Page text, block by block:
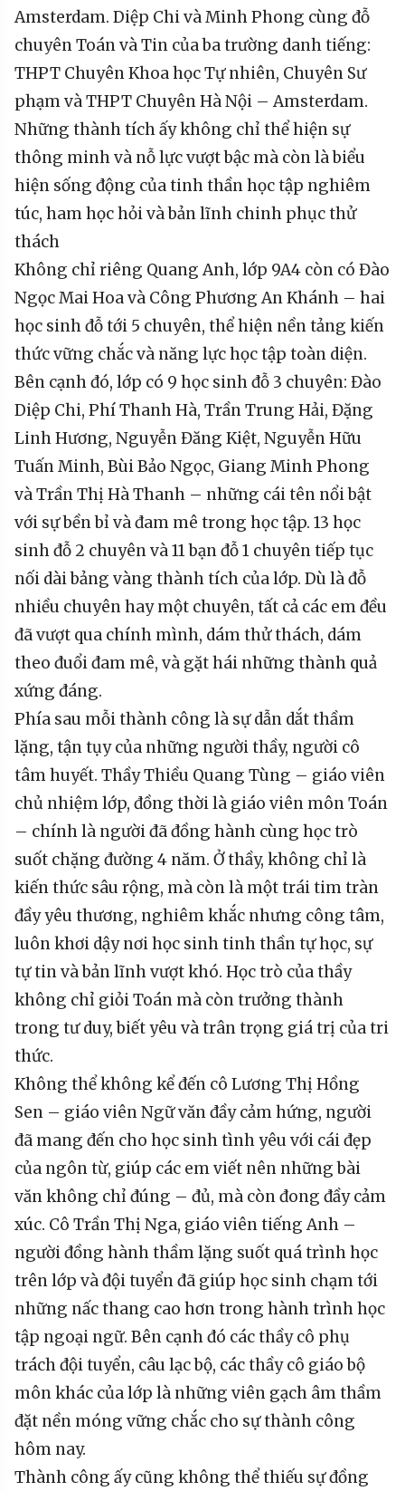
Amsterdam. Diệp Chi và Minh Phong cùng đỗ
chuyên Toán và Tin của ba trường danh tiếng:
THPT Chuyên Khoa học Tự nhiên, Chuyên Sư
phạm và THPT Chuyên Hà Nội – Amsterdam.
Những thành tích ấy không chỉ thể hiện sự
thông minh và nỗ lực vượt bậc mà còn là biểu
hiện sống động của tinh thần học tập nghiêm
túc, ham học hỏi và bản lĩnh chinh phục thử
thách
Không chỉ riêng Quang Anh, lớp 9A4 còn có Đào
Ngọc Mai Hoa và Công Phương An Khánh – hai
học sinh đỗ tới 5 chuyên, thể hiện nền tảng kiến
thức vững chắc và năng lực học tập toàn diện.
Bên cạnh đó, lớp có 9 học sinh đỗ 3 chuyên: Đào
Diệp Chi, Phí Thanh Hà, Trần Trung Hải, Đặng
Linh Hương, Nguyễn Đăng Kiệt, Nguyễn Hữu
Tuấn Minh, Bùi Bảo Ngọc, Giang Minh Phong
và Trần Thị Hà Thanh – những cái tên nổi bật
với sự bền bỉ và đam mê trong học tập. 13 học
sinh đỗ 2 chuyên và 11 bạn đỗ 1 chuyên tiếp tục
nối dài bảng vàng thành tích của lớp. Dù là đỗ
nhiều chuyên hay một chuyên, tất cả các em đều
đã vượt qua chính mình, dám thử thách, dám
theo đuổi đam mê, và gặt hái những thành quả
xứng đáng.
Phía sau mỗi thành công là sự dẫn dắt thầm
lặng, tận tụy của những người thầy, người cô
tâm huyết. Thầy Thiều Quang Tùng – giáo viên
chủ nhiệm lớp, đồng thời là giáo viên môn Toán
– chính là người đã đồng hành cùng học trò
suốt chặng đường 4 năm. Ở thầy, không chỉ là
kiến thức sâu rộng, mà còn là một trái tim tràn
đầy yêu thương, nghiêm khắc nhưng công tâm,
luôn khơi dậy nơi học sinh tinh thần tự học, sự
tự tin và bản lĩnh vượt khó. Học trò của thầy
không chỉ giỏi Toán mà còn trưởng thành
trong tư duy, biết yêu và trân trọng giá trị của tri
thức.
Không thể không kể đến cô Lương Thị Hồng
Sen – giáo viên Ngữ văn đầy cảm hứng, người
đã mang đến cho học sinh tình yêu với cái đẹp
của ngôn từ, giúp các em viết nên những bài
văn không chỉ đúng – đủ, mà còn đong đầy cảm
xúc. Cô Trần Thị Nga, giáo viên tiếng Anh –
người đồng hành thầm lặng suốt quá trình học
trên lớp và đội tuyển đã giúp học sinh chạm tới
những nấc thang cao hơn trong hành trình học
tập ngoại ngữ. Bên cạnh đó các thầy cô phụ
trách đội tuyển, câu lạc bộ, các thầy cô giáo bộ
môn khác của lớp là những viên gạch âm thầm
đặt nền móng vững chắc cho sự thành công
hôm nay.
Thành công ấy cũng không thể thiếu sự đồng